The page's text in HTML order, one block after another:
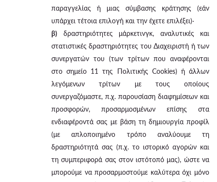
παραγγελίας ή μιας σύμβασης κράτησης (εάν
υπάρχει τέτοια επιλογή και την έχετε επιλέξει)·
β) δραστηριότητες μάρκετινγκ, αναλυτικές και
στατιστικές δραστηριότητες του Διαχειριστή ή των
συνεργατών του (των τρίτων που αναφέρονται
στο σημείο 11 της Πολιτικής Cookies) ή άλλων
λεγόμενων τρίτων με τους οποίους
συνεργαζόμαστε, π.χ. παρουσίαση διαφημίσεων και
προσφορών, προσαρμοσμένων επίσης στα
ενδιαφέροντά σας με βάση τη δημιουργία προφίλ
(με απλοποιημένο τρόπο αναλύουμε τη
δραστηριότητά σας (π.χ. το ιστορικό αγορών και
τη συμπεριφορά σας στον ιστότοπό μας), ώστε να
μπορούμε να προσαρμοστούμε καλύτερα όχι μόνο